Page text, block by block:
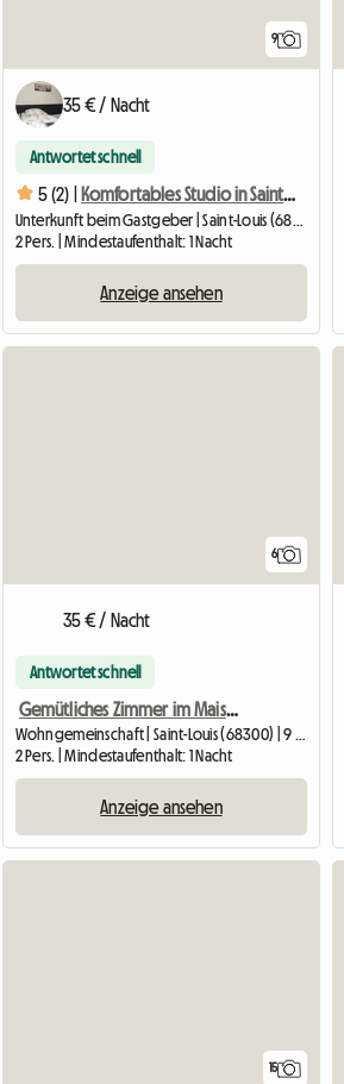
9
35 € / Nacht
Antwortet schnell
5 (2) | Komfortables Studio in Saint-Louis – cerca de Suiza (RM1221)
Unterkunft beim Gastgeber | Saint-Louis (68300) | 25 M2
2 Pers. | Mindestaufenthalt: 1 Nacht
Anzeige ansehen
6
35 € / Nacht
Antwortet schnell
Gemütliches Zimmer im Maisonette-Apartment
Wohngemeinschaft | Saint-Louis (68300) | 9 M2
2 Pers. | Mindestaufenthalt: 1 Nacht
Anzeige ansehen
15